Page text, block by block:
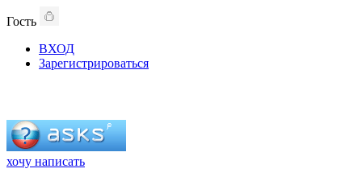
Гость
ВХОД
Зарегистрироваться
хочу написать